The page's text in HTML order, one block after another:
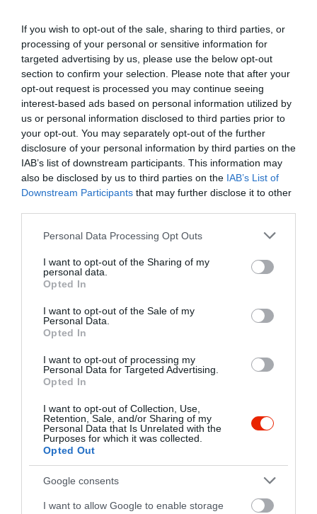
If you wish to opt-out of the sale, sharing to third parties, or
processing of your personal or sensitive information for
targeted advertising by us, please use the below opt-out
section to confirm your selection. Please note that after your
opt-out request is processed you may continue seeing
interest-based ads based on personal information utilized by
us or personal information disclosed to third parties prior to
your opt-out. You may separately opt-out of the further
disclosure of your personal information by third parties on the
IAB’s list of downstream participants. This information may
also be disclosed by us to third parties on the IAB’s List of
Downstream Participants that may further disclose it to other
Please note that this website/app uses one or more Google
not limited to your visit or usage behaviour. You may click to
grant or deny consent to Google and its third-party tags to
use your data for below specified purposes in below Google
consent section.
Personal Data Processing Opt Outs
I want to opt-out of the Sharing of my
personal data.
Opted In
I want to opt-out of the Sale of my
Personal Data.
Opted In
I want to opt-out of processing my
Personal Data for Targeted Advertising.
Opted In
I want to opt-out of Collection, Use,
Retention, Sale, and/or Sharing of my
Personal Data that Is Unrelated with the
Purposes for which it was collected.
Opted Out
Google consents
I want to allow Google to enable storage
–nyilatkozta
az Amerikai Egyesült Államokban érhető el a Van
Leeuwen fagyizóiban 11,15 dolláros áron (kb.
online áruházból 12 dollárért, amerikai házhoz
szállítással – a készlet erejéig.
„A Van Leeuwennél a célunk, hogy olyan
fagylaltokat készítsünk, amelyek örömet okoznak,
gazdag, selymes ízvilága tökéletesen kiegészíti a
francia stílusú, krémes fagylaltjainkat. Ez az
együttműködés egy igazi nyári kényeztetés –
kellemesen meglepő, és biztosak vagyunk
benne, hogy sokakat elvarázsol majd a Guinness
és a fagylalt természetes harmóniája”